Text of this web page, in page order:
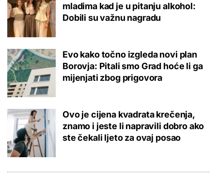
mladima kad je u pitanju alkohol:
Dobili su važnu nagradu
Evo kako točno izgleda novi plan
Borovja: Pitali smo Grad hoće li ga
mijenjati zbog prigovora
Ovo je cijena kvadrata krečenja,
znamo i jeste li napravili dobro ako
ste čekali ljeto za ovaj posao